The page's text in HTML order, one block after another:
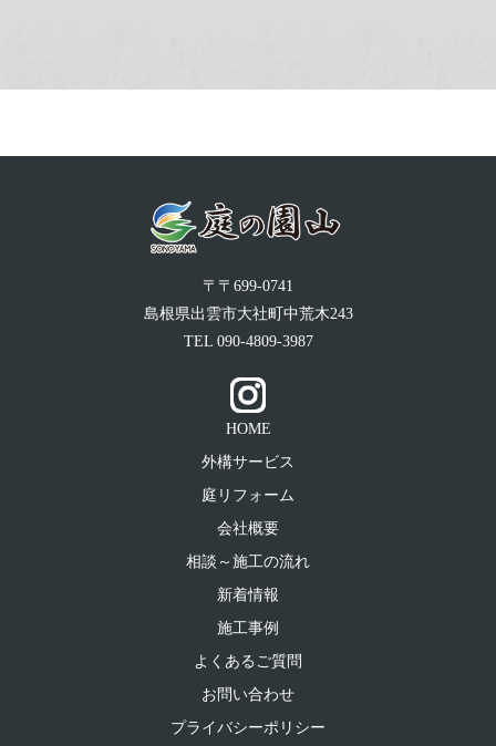
〒〒699-0741
島根県出雲市大社町中荒木243
TEL090-4809-3987
HOME
外構サービス
庭リフォーム
会社概要
相談～施工の流れ
新着情報
施工事例
よくあるご質問
お問い合わせ
プライバシーポリシー